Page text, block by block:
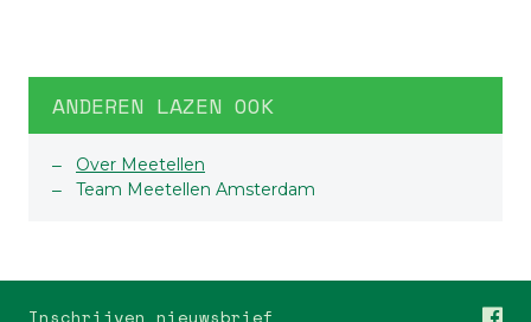
ANDEREN LAZEN OOK
Over Meetellen
Team Meetellen Amsterdam
Inschrijven nieuwsbrief